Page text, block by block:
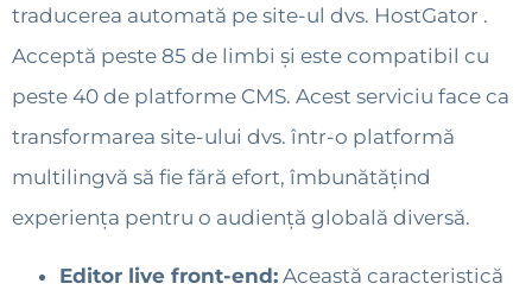
traducerea automată pe site-ul dvs. HostGator .
Acceptă peste 85 de limbi și este compatibil cu
peste 40 de platforme CMS. Acest serviciu face ca
transformarea site-ului dvs. într-o platformă
multilingvă să fie fără efort, îmbunătățind
experiența pentru o audiență globală diversă.
Editor live front-end: Această caracteristică